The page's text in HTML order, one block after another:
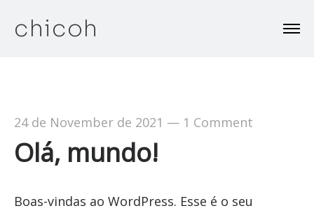
chicoh
24 de November de 2021 — 1 Comment
Olá, mundo!
Boas-vindas ao WordPress. Esse é o seu